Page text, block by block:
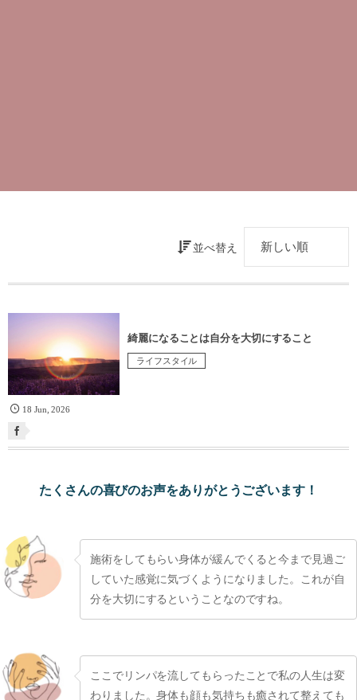
並べ替え
綺麗になることは自分を大切にすること
ライフスタイル
18 Jun ,2026
たくさんの喜びのお声をありがとうございます！
施術をしてもらい身体が緩んでくると今まで見過ご
していた感覚に気づくようになりました。これが自
分を大切にするということなのですね。
ここでリンパを流してもらったことで私の人生は変
わりました。身体も顔も気持ちも癒されて整えても